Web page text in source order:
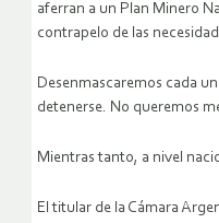
aferran a un Plan Minero
contrapelo de las
Desenmascaremos cada
detenerse. No queremos
Mientras tanto, a nivel
El titular de la Cámara